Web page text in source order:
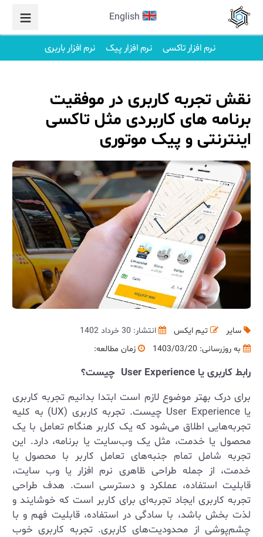
English
نرم افزار تاکسی نرم افزار پیک نرم افزار باربری
نقش تجربه کاربری در موفقیت
برنامه های کاربردی مثل تاکسی
اینترنتی و پیک موتوری
سایر تیم ایکس
انتشار: 30 خرداد 1402
به روزرسانی: 1403/03/20 زمان مطالعه:
رابط کاربری یا User Experience چیست؟
برای درک بهتر موضوع لازم است ابتدا بدانیم تجربه کاربری
یا User Experience چیست. تجربه کاربری (UX) به کلیه
تجربه‌هایی اطلاق می‌شود که یک کاربر هنگام تعامل با یک
محصول یا خدمت، مثل یک وب‌سایت یا برنامه، دارد. این
تجربه شامل تمام جنبه‌های تعامل کاربر با محصول یا
خدمت، از جمله طراحی ظاهری نرم افزار یا وب سایت،
قابلیت استفاده، عملکرد و دسترسی است. هدف طراحی
تجربه کاربری ایجاد تجربه‌ای برای کاربر است که خوشایند و
لذت بخش باشد، با سادگی در استفاده، قابلیت فهم و با
چشم‌پوشی از محدودیت‌های کاربری. تجربه کاربری خوب